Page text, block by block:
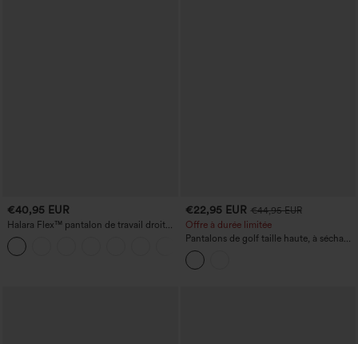
€40,95 EUR
Halara Flex™ pantalon de travail droit
taille haute à poche zippée et taille
froncée
+4
€22,95 EUR €44,95 EUR
Offre à durée limitée
Pantalons de golf taille haute, à séchage
rapide et coupe fuselée, avec cordons
intérieurs - poche pour polo de golf -
UPF40+